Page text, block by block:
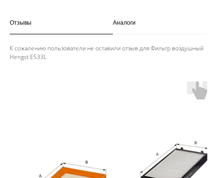
Отзывы Аналоги
К сожалению пользователи не оставили отзыв для Фильтр воздушный
Hengst E533L